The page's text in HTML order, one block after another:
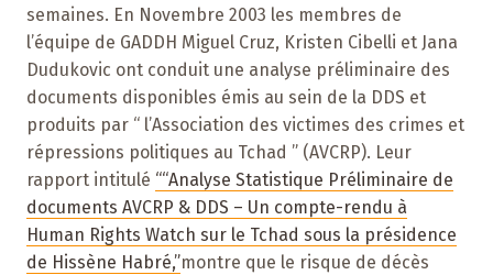
semaines. En Novembre 2003 les membres de
l’équipe de GADDH Miguel Cruz, Kristen Cibelli et Jana
Dudukovic ont conduit une analyse préliminaire des
documents disponibles émis au sein de la DDS et
produits par “ l’Association des victimes des crimes et
répressions politiques au Tchad ” (AVCRP). Leur
rapport intitulé ““Analyse Statistique Préliminaire de
documents AVCRP & DDS – Un compte-rendu à
Human Rights Watch sur le Tchad sous la présidence
de Hissène Habré,”montre que le risque de décès